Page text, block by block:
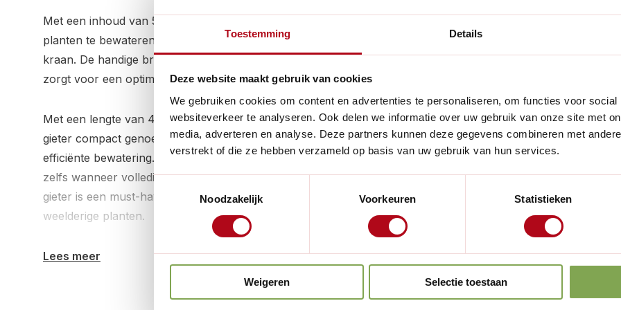
Toestemming Details
Deze website maakt gebruik van cookies
We gebruiken cookies om content en advertenties te personaliseren, om functies voor
websiteverkeer te analyseren. Ook delen we informatie over uw gebruik van onze site met
media, adverteren en analyse. Deze partners kunnen deze gegevens combineren met
verstrekt of die ze hebben verzameld op basis van uw gebruik van hun services.
Toestemmingsselectie
Noodzakelijk
Voorkeuren Statistieken
Weigeren Selectie toestaan
Met een inhoud van 5 liter biedt deze gieter voldoende capaciteit om meerdere
planten te bewateren zonder telkens heen en weer te hoeven lopen naar de
kraan. De handige broes zorgt voor een gelijkmatige verdeling van water, wat
zorgt voor een optimale groei en bloei van uw planten.
Met een lengte van 43 cm, breedte van 15 cm en hoogte van 28 cm is deze
gieter compact genoeg om op te bergen en toch ruim genoeg voor een
efficiënte bewatering. De gieter is licht genoeg om comfortabel te hanteren,
zelfs wanneer volledig gevuld met water. Kortom, deze praktische en stijlvolle
gieter is een must-have voor elke tuinliefhebber die wil zorgen voor gezonde en
weelderige planten.
Lees meer
Breedte:
Kleur:
Inhoud:
Geschikt
Lees meer